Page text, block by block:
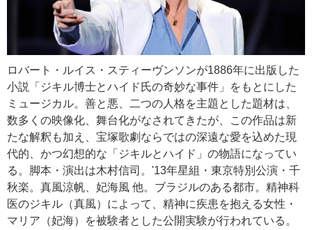
ロバート・ルイス・スティーヴンソンが1886年に出版した
小説「ジキル博士とハイド氏の奇妙な事件」をもとにした
ミュージカル。善と悪、二つの人格を主題とした題材は、
数多くの映像化、舞台化がなされてきたが、この作品は新
たな解釈も加え、宝塚歌劇ならではの深遠な愛を込めた現
代的、かつ幻想的な「ジキルとハイド」の物語になってい
る。脚本・演出は木村信司。'13年星組・東京特別公演・千
秋楽。真風涼帆、妃海風 他。ブラジルのある都市。精神科
医のジキル（真風）によって、精神に疾患を抱える女性・
マリア（妃海）を被験者とした公開実験が行われている。